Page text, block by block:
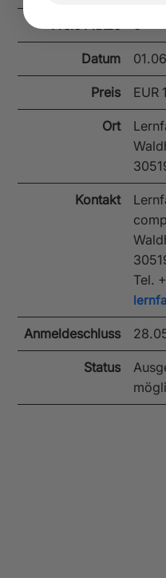
Freie Plätze 6
Datum
Preis EUR
Ort
Kontakt
Tel.
Anmeldeschluss
Status